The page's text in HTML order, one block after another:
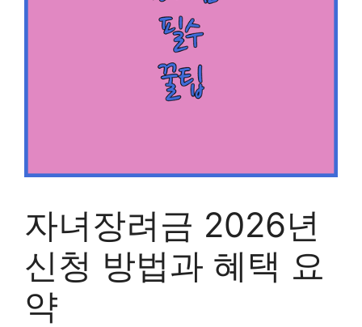
자녀장려금 2026년
신청 방법과 혜택 요
약